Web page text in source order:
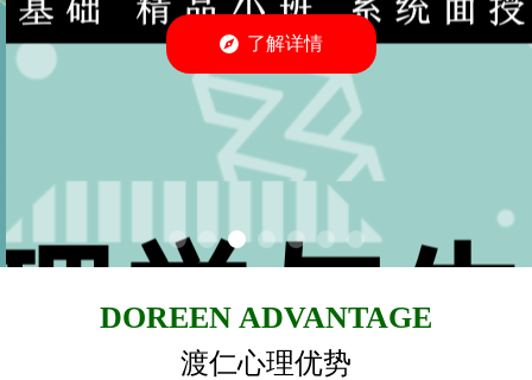
뀶 了解详情
DOREEN ADVANTAGE
渡仁心理优势